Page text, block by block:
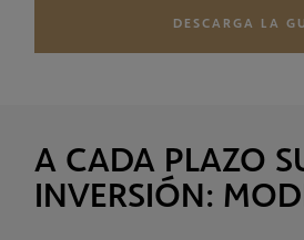
DESCARGA LA
A CADA PLAZO
INVERSIÓN: